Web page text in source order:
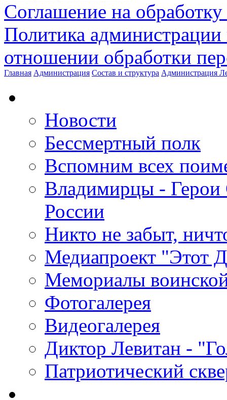
Соглашение на
Политика
отношении обработки
Главная Администрация Состав и структура Администрация
Новости
Бессмертный полк
Вспомним всех
Владимирцы - Герои
России
Никто не забыт,
Медиапроект "Этот
Мемориалы
Фотогалерея
Видеогалерея
Диктор Левитан -
Патриотический